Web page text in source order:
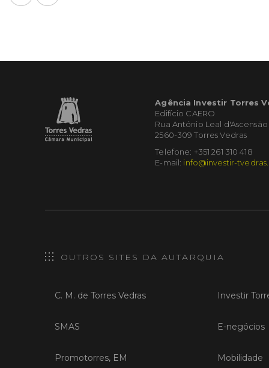
Agência Investir Torres
Edifício CAERO
Rua António Leal d'Ascensão
2560-309 Torres Vedras
Telefone: +351 261 310 418
E-mail: info@investir-
OUTROS SITES DA AUTARQUIA
C. M. de Torres Vedras
SMAS
Promotorres, EM
Investir
E-negócios
Mobilidade